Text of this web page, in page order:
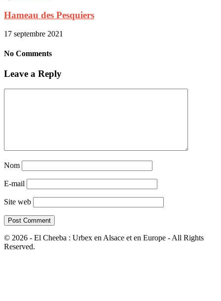
Hameau des Pesquiers
17 septembre 2021
No Comments
Leave a Reply
Nom
E-mail
Site web
© 2026 - El Cheeba : Urbex en Alsace et en Europe - All Rights
Reserved.